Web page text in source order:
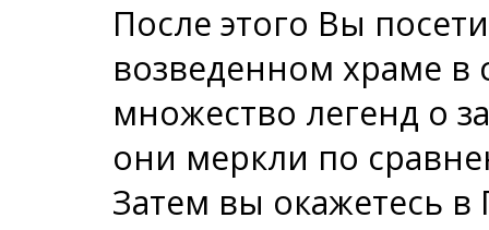
После этого Вы
возведенном храме в
множество легенд о
они меркли по
Затем вы окажетесь в